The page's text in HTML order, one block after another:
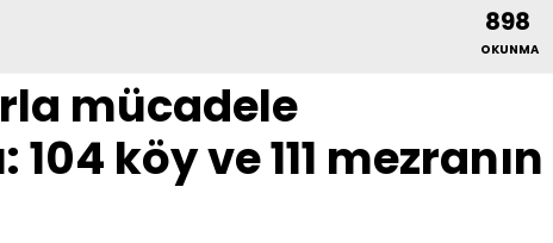
898
OKUNMA
mücadele
köy ve 111 mezranın